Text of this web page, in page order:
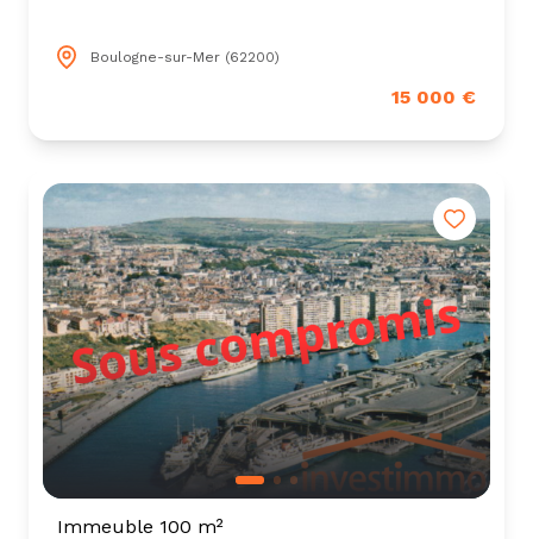
Boulogne-sur-Mer (62200)
15 000 €
Immeuble 100 m²